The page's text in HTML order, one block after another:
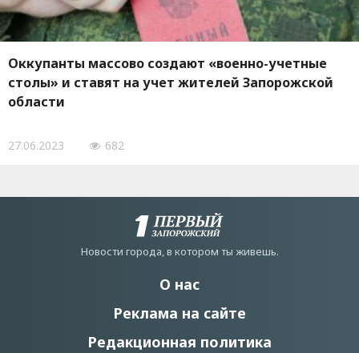
Оккупанты массово создают «военно-учетные
столы» и ставят на учет жителей Запорожской
области
27.06.2023 682
Новости города, в котором ты живешь.
О нас
Реклама на сайте
Редакционная политика